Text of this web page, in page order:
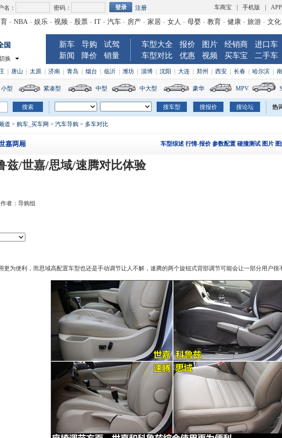
名： 密码： 注册 车商宝 手机版
- NBA - 娱乐 - 视频 - 股票 - IT - 汽车 - 房产 - 家居 - 女人 - 母婴 - 教育 - 健康 - 旅游 - 文化
国
换
新车 导购
试驾
新闻
降价 销量
车型大全 报价 图片 经销商
进口车
车型对比
优惠 视频 买车宝 二手车
唐山 太原 济南 青岛 烟台 临沂 潍坊 淄博 沈阳 大连 郑州 西安 长春 哈尔滨
小型 紧凑型 中型 中大型 豪华 MPV
热
道 > 购车_买车网 > 汽车导购 > 多车对比
车型综述 行情-报价 参数配置 碰撞测试 图片
嘉两厢
兹/世嘉/思域/速腾对比体验
者：导购组
更为便利，而思域高配置车型也还是手动调节让人不解， 速腾的两个旋钮式背部调节可能会让一部分用户很